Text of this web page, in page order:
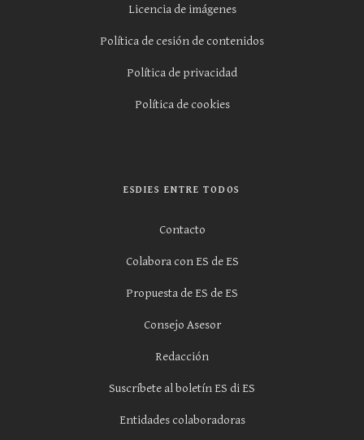
Licencia de imágenes
Política de cesión de contenidos
Política de privacidad
Política de cookies
ESDIES ENTRE TODOS
Contacto
Colabora con ES de ES
Propuesta de ES de ES
Consejo Asesor
Redacción
Suscríbete al boletín ES di ES
Entidades colaboradoras